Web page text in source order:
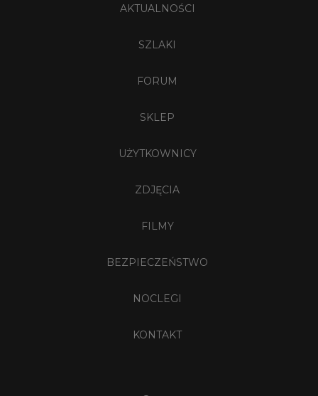
AKTUALNOŚCI
SZLAKI
FORUM
SKLEP
UŻYTKOWNICY
ZDJĘCIA
FILMY
BEZPIECZEŃSTWO
NOCLEGI
KONTAKT